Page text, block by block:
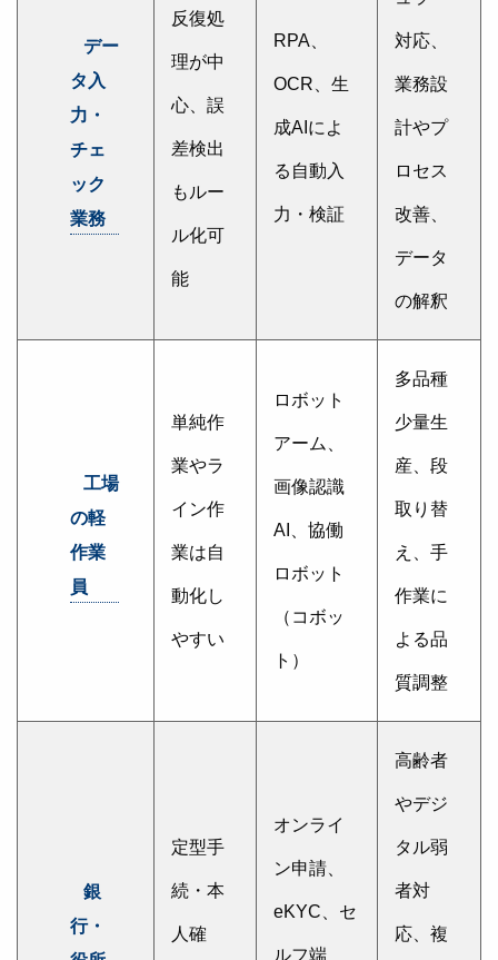
デー
タ入
力・
チェ
ック
業務
反復処
理が中
心、誤
差検出
もルー
ル化可
能
RPA、
OCR、生
成AIによ
る自動入
力・検証
対応、
業務設
計やプ
ロセス
改善、
データ
の解釈
工場
の軽
作業
員
単純作
業やラ
イン作
業は自
動化し
やすい
ロボット
アーム、
画像認識
AI、協働
ロボット
（コボッ
ト）
多品種
少量生
産、段
取り替
え、手
作業に
よる品
質調整
銀
行・
定型手
続・本
人確
オンライ
ン申請、
eKYC、セ
ルフ端
高齢者
やデジ
タル弱
者対
応、複